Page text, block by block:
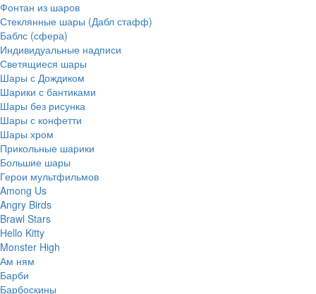
Фонтан из шаров
Стеклянные шары (Дабл стафф)
Баблс (сфера)
Индивидуальные надписи
Светящиеся шары
Шары с Дождиком
Шарики с бантиками
Шары без рисунка
Шары с конфетти
Шары хром
Прикольные шарики
Большие шары
Герои мультфильмов
Among Us
Angry Birds
Brawl Stars
Hello Kitty
Monster High
Ам ням
Барби
Барбоскины